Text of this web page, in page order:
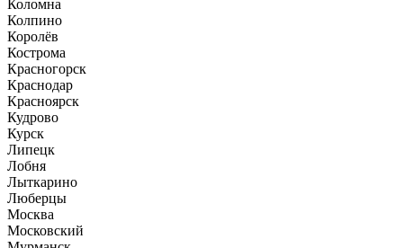
Коломна
Колпино
Королёв
Кострома
Красногорск
Краснодар
Красноярск
Кудрово
Курск
Липецк
Лобня
Лыткарино
Люберцы
Москва
Московский